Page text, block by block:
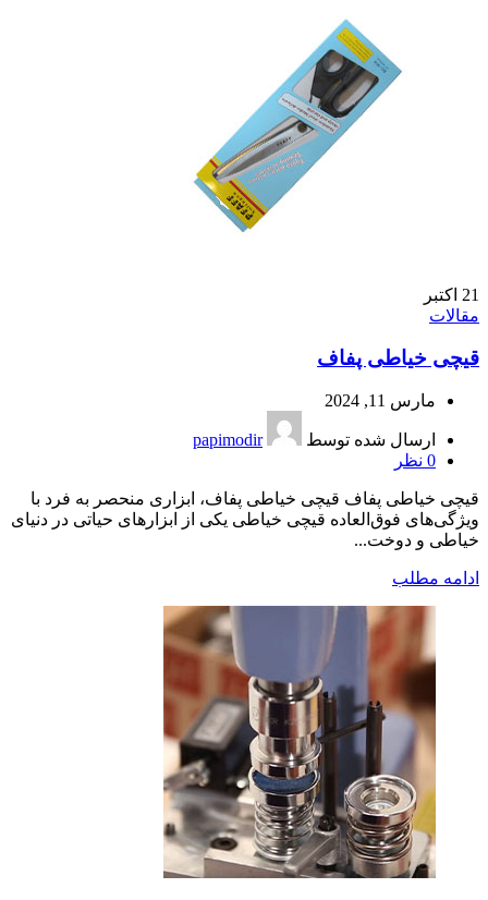
21 اکتبر
مقالات
قیچی خیاطی پفاف
مارس 11, 2024
ارسال شده توسط
papimodir
0 نظر
قیچی خیاطی پفاف قیچی خیاطی پفاف، ابزاری منحصر به فرد با
ویژگی‌های فوق‌العاده قیچی خیاطی یکی از ابزارهای حیاتی در دنیای
خیاطی و دوخت...
ادامه مطلب